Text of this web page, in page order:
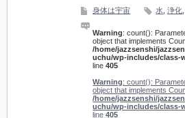
身体は宇宙 水 ,浄化
Warning: count():
object that implements
/home/jazzsenshi/
uchu/wp-includes/class-
line405
Warning: count():
object that implements
/home/jazzsenshi/
uchu/wp-includes/class-
line405